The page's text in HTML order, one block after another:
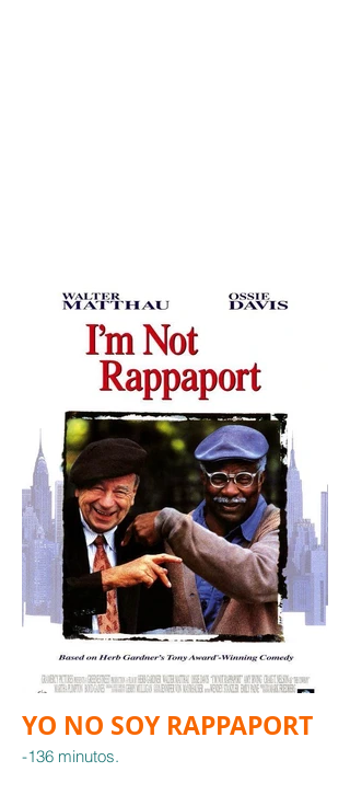
YO NO SOY RAPPAPORT
-136 minutos.